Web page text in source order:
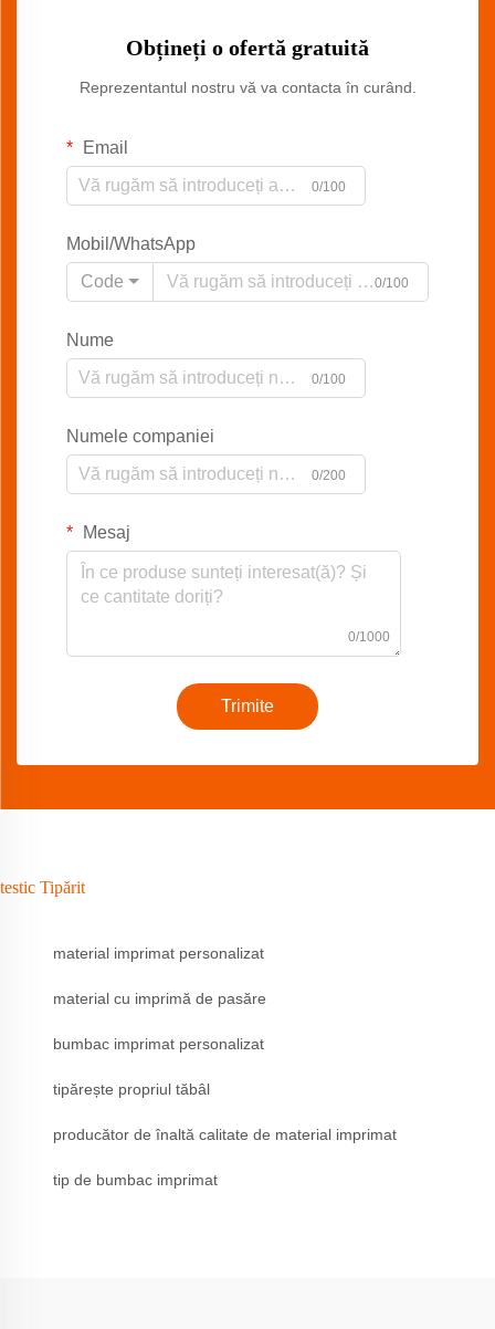
Obțineți o ofertă gratuită
Reprezentantul nostru vă va contacta în curând.
Email
0/100
Mobil/WhatsApp
Code
0/100
Nume
0/100
Numele companiei
0/200
Mesaj
0/1000
Trimite
testic Tipărit
material imprimat personalizat
material cu imprimă de pasăre
bumbac imprimat personalizat
tipărește propriul tăbâl
producător de înaltă calitate de material imprimat
tip de bumbac imprimat